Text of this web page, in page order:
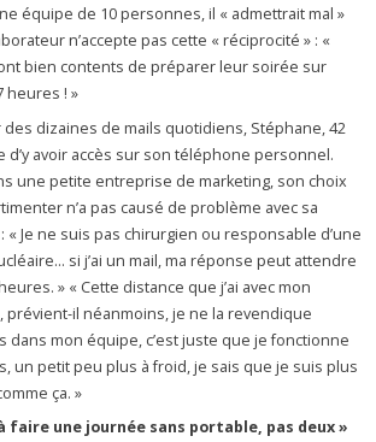
équipe de 10 personnes, il « admettrait mal »
n’accepte pas cette « réciprocité » : «
bien contents de préparer leur soirée sur
heures ! »
des dizaines de mails quotidiens, Stéphane, 42
d’y avoir accès sur son téléphone personnel.
une petite entreprise de marketing, son choix
n’a pas causé de problème avec sa
« Je ne suis pas chirurgien ou responsable d’une
si j’ai un mail, ma réponse peut attendre
» « Cette distance que j’ai avec mon
prévient-il néanmoins, je ne la revendique
dans mon équipe, c’est juste que je fonctionne
un petit peu plus à froid, je sais que je suis plus
ça. »
à faire une journée sans portable, pas deux »